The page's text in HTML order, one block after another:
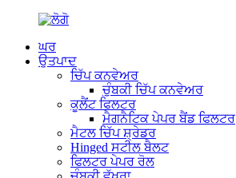
ਘਰ
ਉਤਪਾਦ
ਚਿੱਪ ਕਨਵੇਅਰ
ਚੁੰਬਕੀ ਚਿੱਪ ਕਨਵੇਅਰ
ਕੂਲੈਂਟ ਫਿਲਟਰ
ਮੈਗਨੈਟਿਕ ਪੇਪਰ ਬੈਂਡ ਫਿਲਟਰ
ਮੈਟਲ ਚਿੱਪ ਸ਼੍ਰੇਡਰ
Hinged ਸਟੀਲ ਬੈਲਟ
ਫਿਲਟਰ ਪੇਪਰ ਰੋਲ